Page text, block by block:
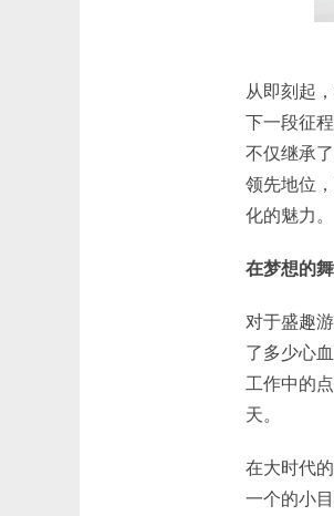
从即刻起
下一段征
不仅继承
领先地位
化的魅力。
在梦想的
对于盛趣
了多少心
工作中的
天。
在大时代
一个的小